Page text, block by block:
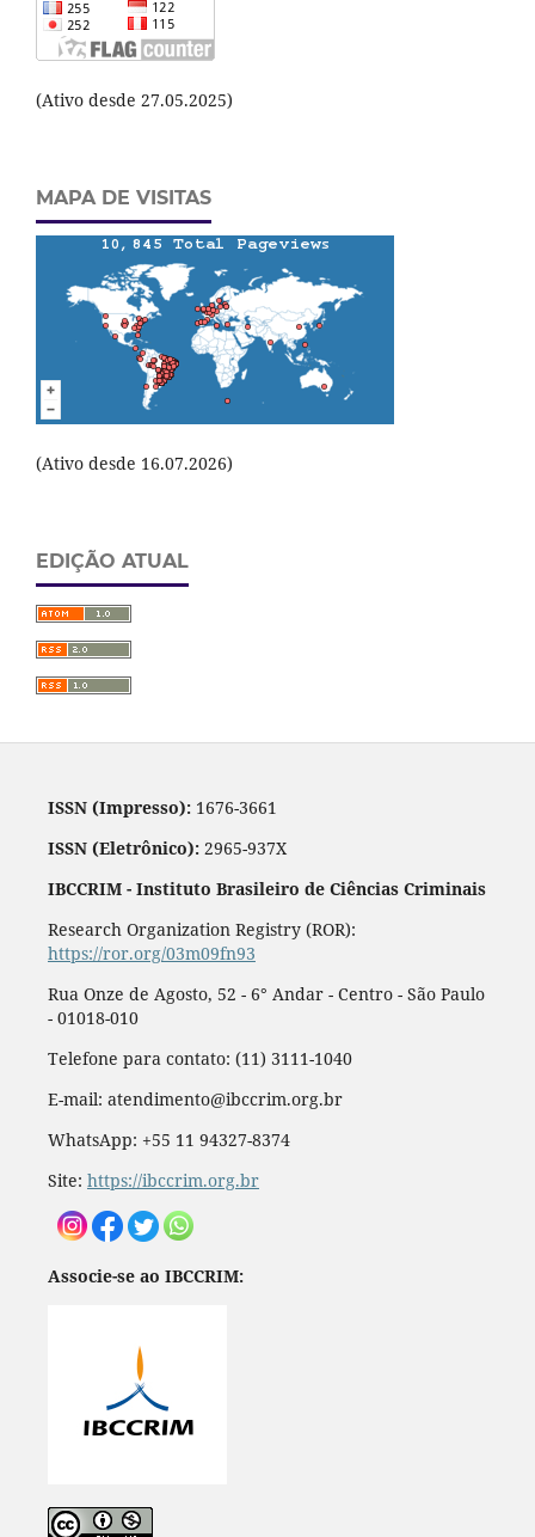
(Ativo desde 27.05.2025)
MAPA DE VISITAS
(Ativo desde 16.07.2026)
EDIÇÃO ATUAL
ISSN (Impresso):1676-3661
ISSN (Eletrônico):2965-937X
IBCCRIM - Instituto Brasileiro de Ciências Criminais
Research Organization Registry (ROR):
https://ror.org/03m09fn93
Rua Onze de Agosto, 52 - 6° Andar - Centro - São Paulo
- 01018-010
Telefone para contato: (11) 3111-1040
E-mail: atendimento@ibccrim.org.br
WhatsApp: +55 11 94327-8374
Site: https://ibccrim.org.br
Associe-se ao IBCCRIM: